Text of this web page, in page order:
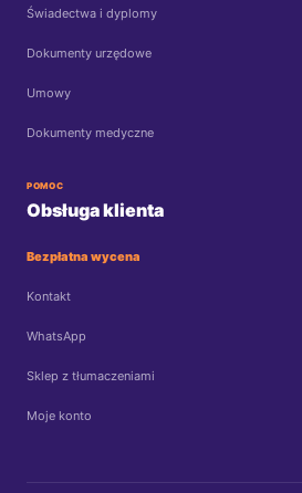
Świadectwa i dyplomy
Dokumenty urzędowe
Umowy
Dokumenty medyczne
POMOC
Obsługa klienta
Bezpłatna wycena
Kontakt
WhatsApp
Sklep z tłumaczeniami
Moje konto